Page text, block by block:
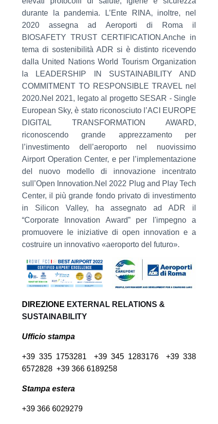
durante la pandemia. L’Ente RINA, inoltre, nel
2020 assegna ad Aeroporti di Roma il
BIOSAFETY TRUST CERTIFICATION.Anche in
tema di sostenibilità ADR si è distinto ricevendo
dalla United Nations World Tourism Organization
la LEADERSHIP IN SUSTAINABILITY AND
COMMITMENT TO RESPONSIBLE TRAVEL nel
2020.Nel 2021, legato al progetto SESAR - Single
European Sky, è stato riconosciuto l’ACI EUROPE
DIGITAL TRANSFORMATION AWARD,
riconoscendo grande apprezzamento per
l’investimento dell’aeroporto nel nuovissimo
Airport Operation Center, e per l’implementazione
del nuovo modello di innovazione incentrato
sull’Open Innovation.Nel 2022 Plug and Play Tech
Center, il più grande fondo privato di investimento
in Silicon Valley, ha assegnato ad ADR il
“Corporate Innovation Award” per l'impegno a
promuovere le iniziative di open innovation e a
costruire un innovativo «aeroporto del futuro».
DIREZIONE EXTERNAL RELATIONS &
SUSTAINABILITY
Ufficio stampa
+39 335 1753281 +39 345 1283176 +39 338
6572828 +39 366 6189258
Stampa estera
+39 366 6029279